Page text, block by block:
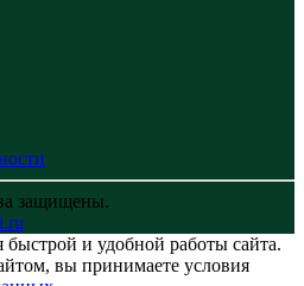
защищены.
и удобной работы сайта.
вы принимаете условия